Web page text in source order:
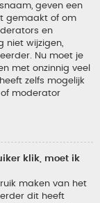
geven een
gemaakt of om
en
niet wijzigen,
Nu moet je
met onzinnig veel
zelfs mogelijk
moderator
klik, moet ik
maken van het
dit heeft